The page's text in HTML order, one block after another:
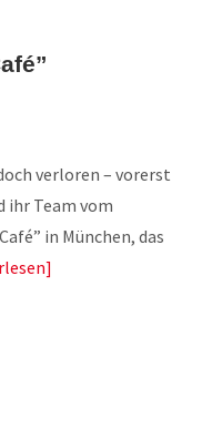
verloren – vorerst
ihr Team vom
in München, das